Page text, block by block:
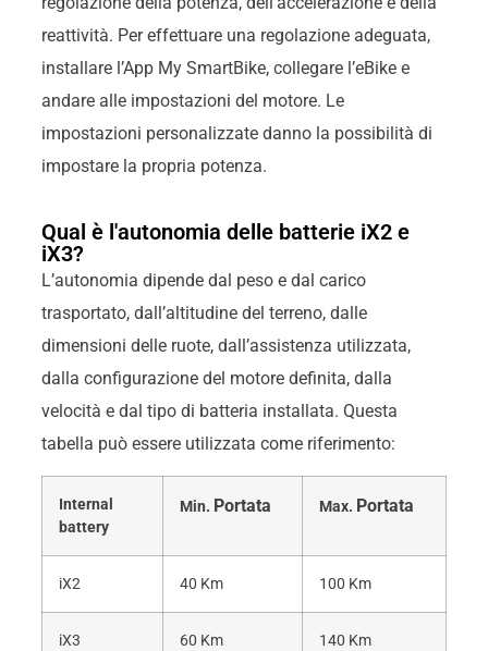
reattività. Per effettuare una regolazione adeguata,
installare l’App My SmartBike, collegare l’eBike e
andare alle impostazioni del motore. Le
impostazioni personalizzate danno la possibilità di
impostare la propria potenza.
Qual è l'autonomia delle batterie iX2 e
iX3?
L’autonomia dipende dal peso e dal carico
trasportato, dall’altitudine del terreno, dalle
dimensioni delle ruote, dall’assistenza utilizzata,
dalla configurazione del motore definita, dalla
velocità e dal tipo di batteria installata. Questa
tabella può essere utilizzata come riferimento:
Internal
battery
Min. Portata Max. Portata
iX2 40 Km 100 Km
iX3 60 Km 140 Km